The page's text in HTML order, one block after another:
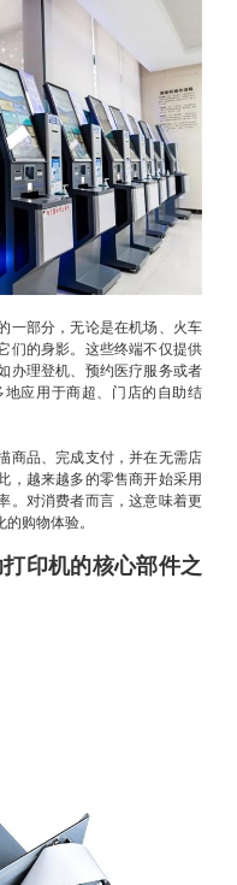
一部分，无论是在机场、火车
们的身影。这些终端不仅提供
办理登机、预约医疗服务或者
应用于商超、门店的自助结
商品、完成支付，并在无需店
，越来越多的零售商开始采用
。对消费者而言，这意味着更
购物体验。
印机的核心部件之